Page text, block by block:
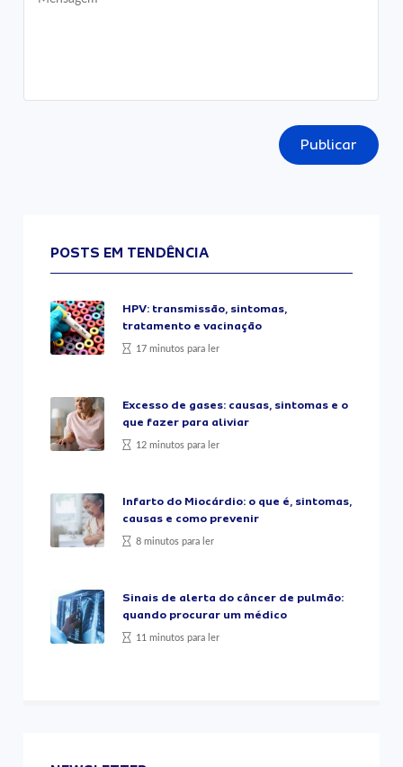
Publicar
POSTS EM TENDÊNCIA
HPV: transmissão, sintomas,
tratamento e vacinação
17 minutos para ler
Excesso de gases: causas, sintomas e o
que fazer para aliviar
12 minutos para ler
Infarto do Miocárdio: o que é, sintomas,
causas e como prevenir
8 minutos para ler
Sinais de alerta do câncer de pulmão:
quando procurar um médico
11 minutos para ler